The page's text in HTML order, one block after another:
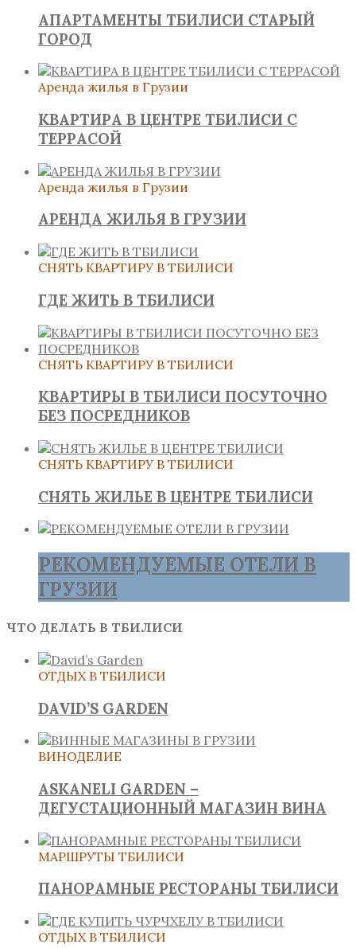
АПАРТАМЕНТЫ ТБИЛИСИ СТАРЫЙ
ГОРОД
Аренда жилья в Грузии
КВАРТИРА В ЦЕНТРЕ ТБИЛИСИ С
ТЕРРАСОЙ
Аренда жилья в Грузии
АРЕНДА ЖИЛЬЯ В ГРУЗИИ
СНЯТЬ КВАРТИРУ В ТБИЛИСИ
ГДЕ ЖИТЬ В ТБИЛИСИ
СНЯТЬ КВАРТИРУ В ТБИЛИСИ
КВАРТИРЫ В ТБИЛИСИ ПОСУТОЧНО
БЕЗ ПОСРЕДНИКОВ
СНЯТЬ КВАРТИРУ В ТБИЛИСИ
СНЯТЬ ЖИЛЬЕ В ЦЕНТРЕ ТБИЛИСИ
РЕКОМЕНДУЕМЫЕ ОТЕЛИ В
ГРУЗИИ
ЧТО ДЕЛАТЬ В ТБИЛИСИ
ОТДЫХ В ТБИЛИСИ
DAVID’S GARDEN
ВИНОДЕЛИЕ
ASKANELI GARDEN –
ДЕГУСТАЦИОННЫЙ МАГАЗИН ВИНА
МАРШРУТЫ ТБИЛИСИ
ПАНОРАМНЫЕ РЕСТОРАНЫ ТБИЛИСИ
ОТДЫХ В ТБИЛИСИ